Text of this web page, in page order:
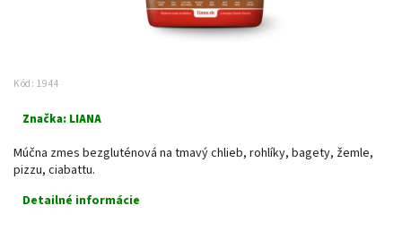
Kód: 1944
Značka: LIANA
Múčna zmes bezgluténová na tmavý chlieb, rohlíky, bagety, žemle,
pizzu, ciabattu.
Detailné informácie